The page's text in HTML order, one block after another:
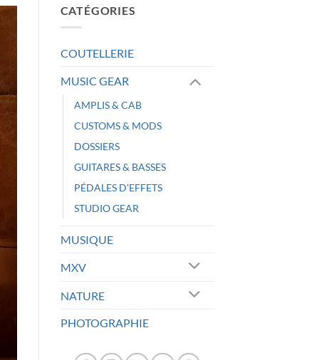
CATÉGORIES
COUTELLERIE
MUSIC GEAR
AMPLIS & CAB
CUSTOMS & MODS
DOSSIERS
GUITARES & BASSES
PÉDALES D'EFFETS
STUDIO GEAR
MUSIQUE
MXV
NATURE
PHOTOGRAPHIE